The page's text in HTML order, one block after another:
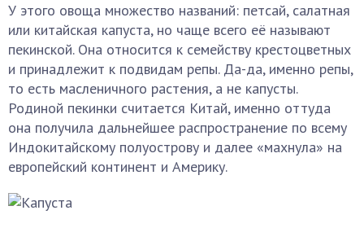
У этого овоща множество названий: петсай, салатная
или китайская капуста, но чаще всего её называют
пекинской. Она относится к семейству крестоцветных
и принадлежит к подвидам репы. Да-да, именно репы,
то есть масленичного растения, а не капусты.
Родиной пекинки считается Китай, именно оттуда
она получила дальнейшее распространение по всему
Индокитайскому полуострову и далее «махнула» на
европейский континент и Америку.